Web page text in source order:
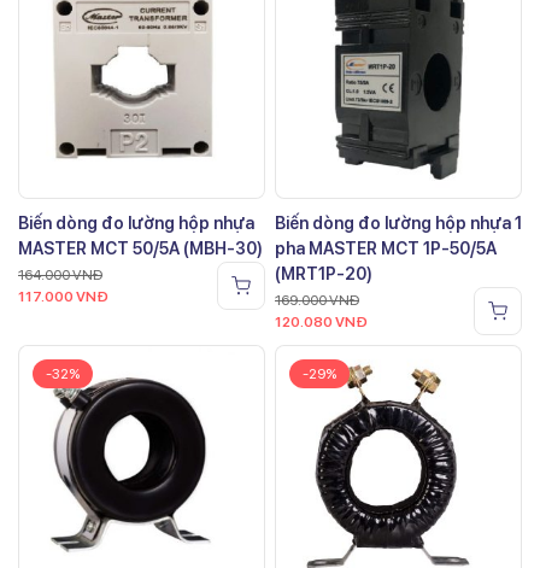
Biến dòng đo lường hộp nhựa
MASTER MCT 50/5A (MBH-30)
164.000VNĐ
117.000 VNĐ
Biến dòng đo lường hộp nhựa 1
pha MASTER MCT 1P-50/5A
(MRT1P-20)
169.000VNĐ
120.080 VNĐ
-32% -29%